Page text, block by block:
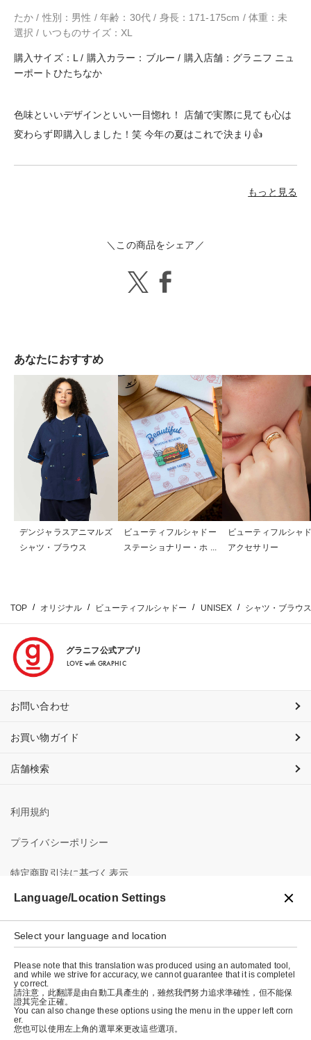
たか / 性別：男性 / 年齢：30代 / 身長：171-175cm / 体重：未
選択 / いつものサイズ：XL
購入サイズ：L / 購入カラー：ブルー / 購入店舗：グラニフ ニュ
ーポートひたちなか
色味といいデザインといい一目惚れ！ 店舗で実際に見ても心は
変わらず即購入しました！笑 今年の夏はこれで決まり👍
もっと見る
＼この商品をシェア／
あなたにおすすめ
デンジャラスアニマルズ
シャツ・ブラウス
ビューティフルシャドー
ステーショナリー・ホビ
ビューティフルシャ
アクセサリー
TOP オリジナル ビューティフルシャドー UNISEX シャツ・ブラウス
グラニフ公式アプリ
LOVE with GRAPHIC
お問い合わせ
お買い物ガイド
店舗検索
利用規約
プライバシーポリシー
特定商取引法に基づく表示
会社概要
© graniph inc.
Language/Location Settings
Select your language and location
Please note that this translation was produced using an automated tool,
and while we strive for accuracy, we cannot guarantee that it is completel
y correct.
請注意，此翻譯是由自動工具產生的，雖然我們努力追求準確性，但不能保
證其完全正確。
You can also change these options using the menu in the upper left corn
er.
您也可以使用左上角的選單來更改這些選項。